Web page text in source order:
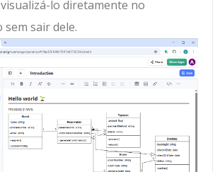
lo diretamente no
sair dele.